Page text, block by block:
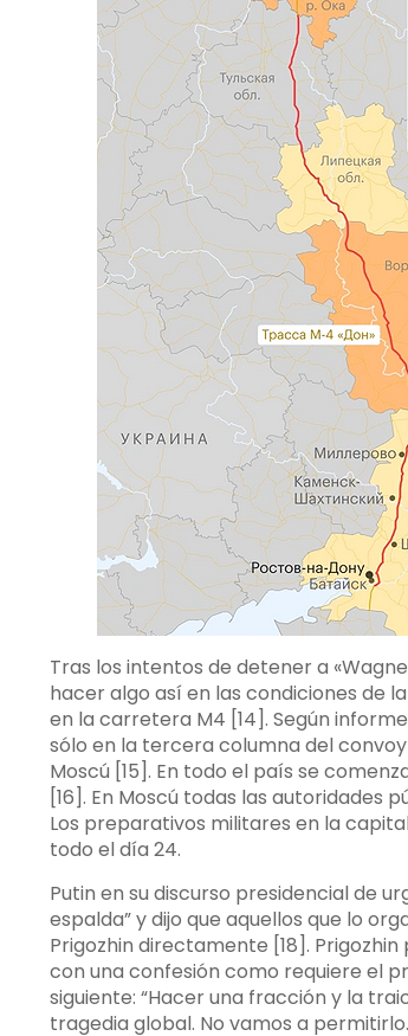
Tras los intentos de detener a
hacer algo así en las condiciones de
en la carretera M4 [14]. Según
sólo en la tercera columna del
Moscú [15]. En todo el país se
[16]. En Moscú todas las autoridades
Los preparativos militares en la
todo el día 24.
Putin en su discurso presidencial de
espalda” y dijo que aquellos que lo
Prigozhin directamente [18].
con una confesión como requiere el
siguiente: “Hacer una fracción y la
tragedia global. No vamos a